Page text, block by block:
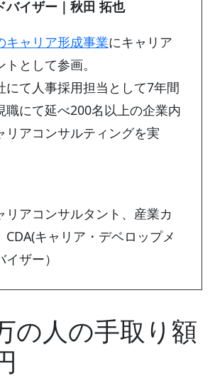
バイザー｜秋田 拓也
キャリア形成事業にキャリア
として参画。
にて人事採用担当として7年間
職にて延べ200名以上の企業内
リアコンサルティングを実
リアコンサルタント、産業カ
CDA(キャリア・デベロップメ
ザー）
の人の手取り額